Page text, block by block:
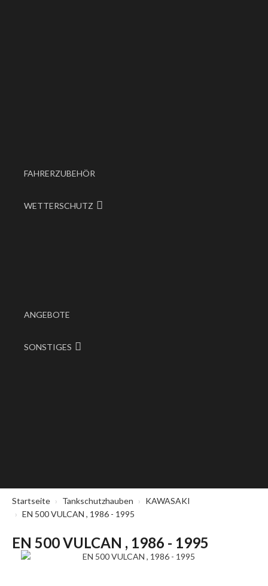
FAHRERZUBEHÖR
WETTERSCHUTZ
ANGEBOTE
SONSTIGES
Startseite Tankschutzhauben
KAWASAKI
EN 500 VULCAN , 1986 - 1995
EN 500 VULCAN , 1986 - 1995